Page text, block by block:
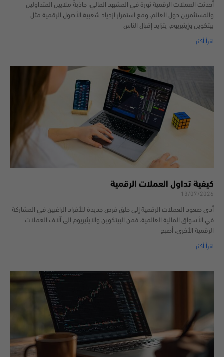
أحدثت العملات الرقمية ثورة في المشهد المالي، جاذبةً ملايين المتداولين
والمستثمرين حول العالم. ومع استمرار ازدياد شعبية الأصول الرقمية مثل
بيتكوين وإيثيريوم، يتزايد إقبال الناس
اقرأ أكثر
كيفية تداول العملات الرقمية
13/07/2026
أدى صعود العملات الرقمية إلى خلق فرص جديدة للأفراد الراغبين في المشاركة
في الأسواق المالية العالمية. فمن البيتكوين والإيثيريوم إلى آلاف العملات
الرقمية الأخرى، أصبح
اقرأ أكثر